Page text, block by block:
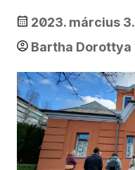
2023. március 3.
Bartha Dorottya